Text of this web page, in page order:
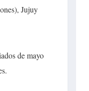
Jujuy
de mayo